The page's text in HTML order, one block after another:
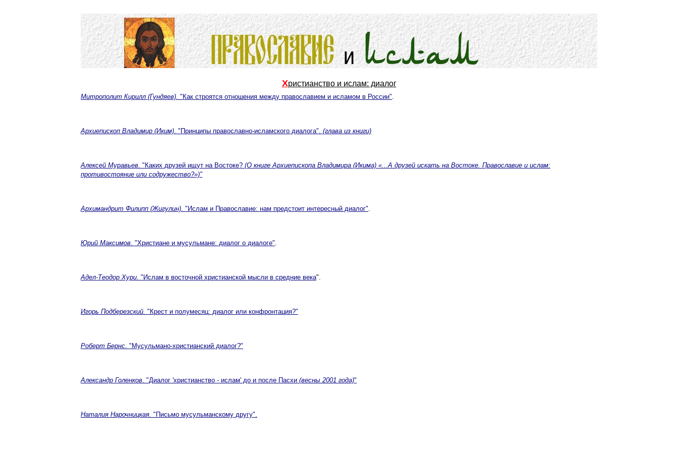
Христианство и ислам: диалог
Митрополит Кирилл (Гундяев). "Как строятся отношения между православием и исламом в России".
Архиепископ Владимир (Иким). "Принципы православно-исламского диалога". (глава из книги)
Алексей Муравьев. "Каких друзей ищут на Востоке? (О книге Архиепископа Владимира (Икима) «...А друзей искать на Востоке. Православие и ислам:
противостояние или содружество?»)"
Архимандрит Филипп (Жигулин). "Ислам и Православие: нам предстоит интересный диалог".
Юрий Максимов. "Христиане и мусульмане: диалог о диалоге".
Адел-Теодор Хури. "Ислам в восточной христианской мысли в средние века".
Игорь Подберезский. "Крест и полумесяц: диалог или конфронтация?"
Роберт Бернс. "Мусульмано-христианский диалог?"
Александр Голенков. "Диалог 'христианство - ислам' до и после Пасхи (весны 2001 года)"
Наталия Нарочницкая. "Письмо мусульманскому другу".